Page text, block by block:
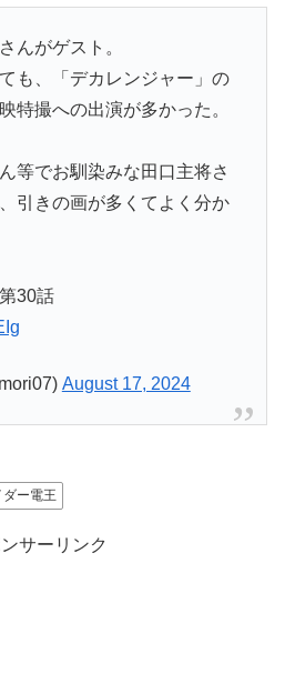
んがゲスト。
も、「デカレンジャー」の
特撮への出演が多かった。
等でお馴染みな田口主将さ
引きの画が多くてよく分か
30話
August 17, 2024
ー電王
サーリンク